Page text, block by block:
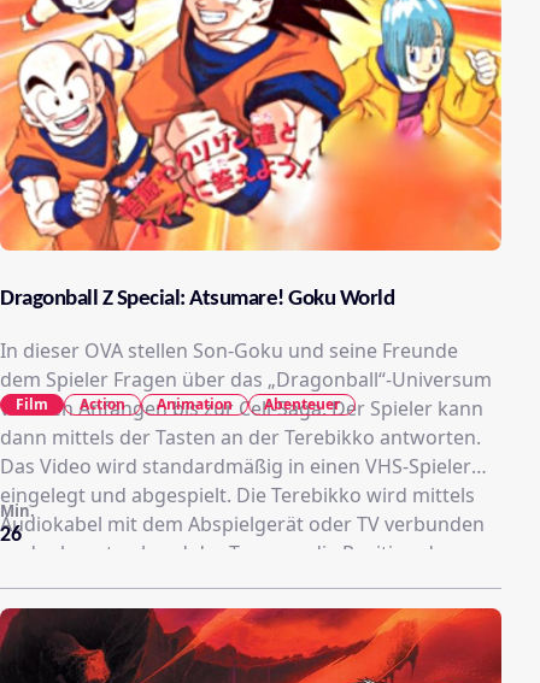
Dragonball Z Special: Atsumare! Goku World
In dieser OVA stellen Son-Goku und seine Freunde
dem Spieler Fragen über das „Dragonball“-Universum
von den Anfängen bis zur Cell-Saga. Der Spieler kann
dann mittels der Tasten an der Terebikko antworten.
Das Video wird standardmäßig in einen VHS-Spieler
eingelegt und abgespielt. Die Terebikko wird mittels
Audiokabel mit dem Abspielgerät oder TV verbunden
und erkennt anhand der Tonspur die Position der
Kassette und die damit zuletzt gestellte Frage im
Video. So können die Spieler am Terebikko selbst
mitraten und auch ein Feedback über die Richtigkeit
der Antwort erhalten.
26
Min.
Film Action Animation Abenteuer